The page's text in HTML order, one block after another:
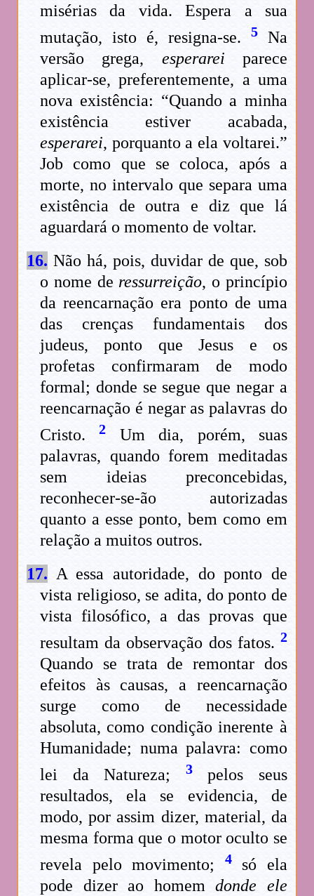
misérias da vida. Espera a sua
mutação, isto é, resigna-se. 5Na
versão grega, esperarei parece
aplicar-se, preferentemente, a uma
nova existência: “Quando a minha
existência estiver acabada,
esperarei, porquanto a ela voltarei.”
Job como que se coloca, após a
morte, no intervalo que separa uma
existência de outra e diz que lá
aguardará o momento de voltar.
16. Não há, pois, duvidar de que, sob
o nome de ressurreição, o princípio
da reencarnação era ponto de uma
das crenças fundamentais dos
judeus, ponto que Jesus e os
profetas confirmaram de modo
formal; donde se segue que negar a
reencarnação é negar as palavras do
Cristo.2
Um dia, porém, suas
palavras, quando forem meditadas
sem ideias preconcebidas,
reconhecer-se-ão autorizadas
quanto a esse ponto, bem como em
relação a muitos outros.
17. A essa autoridade, do ponto de
vista religioso, se adita, do ponto de
vista filosófico, a das provas que
resultam da observação dos fatos. 2
Quando se trata de remontar dos
efeitos às causas, a reencarnação
surge como de necessidade
absoluta, como condição inerente à
Humanidade; numa palavra: como
lei da Natureza;
3pelos seus
resultados, ela se evidencia, de
modo, por assim dizer, material, da
mesma forma que o motor oculto se
revela pelo movimento;
4só ela
pode dizer ao homemdonde ele